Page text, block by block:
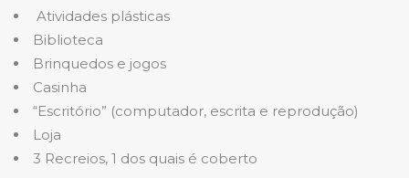
Atividades plásticas
Biblioteca
Brinquedos e jogos
Casinha
“Escritório” (computador, escrita e reprodução)
Loja
3 Recreios, 1 dos quais é coberto